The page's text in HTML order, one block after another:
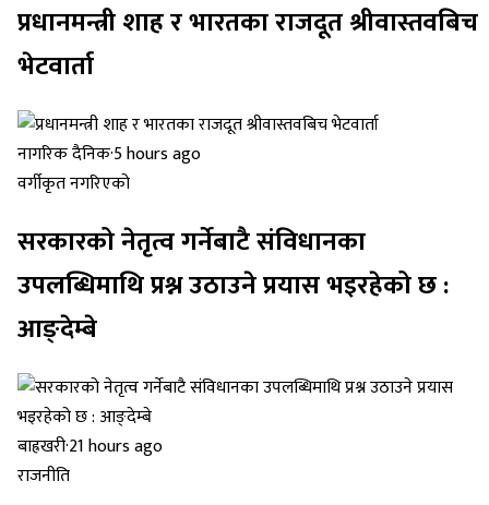
प्रधानमन्त्री शाह र भारतका राजदूत श्रीवास्तवबिच
भेटवार्ता
नागरिक दैनिक·5 hours ago
वर्गीकृत नगरिएको
सरकारको नेतृत्व गर्नेबाटै संविधानका
उपलब्धिमाथि प्रश्न उठाउने प्रयास भइरहेको छ :
आङ्देम्बे
बाह्रखरी·21 hours ago
राजनीति